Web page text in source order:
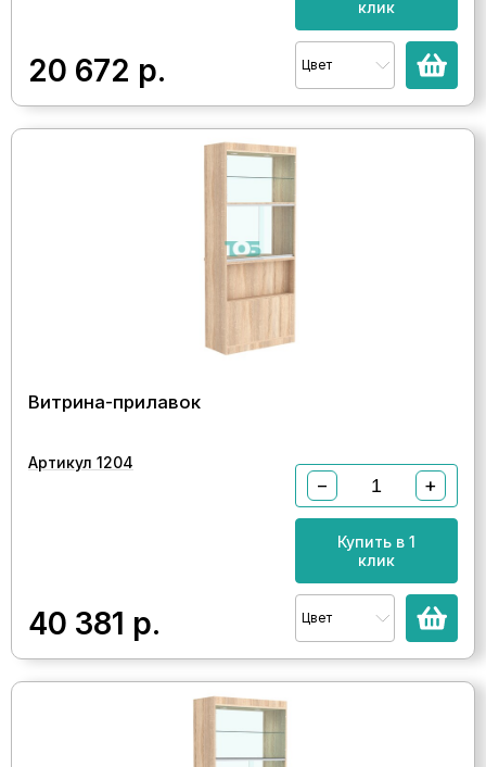
20 672 р.
клик
Цвет
Витрина-прилавок
Артикул 1204
40 381 р.
− +
Купить в 1
клик
Цвет